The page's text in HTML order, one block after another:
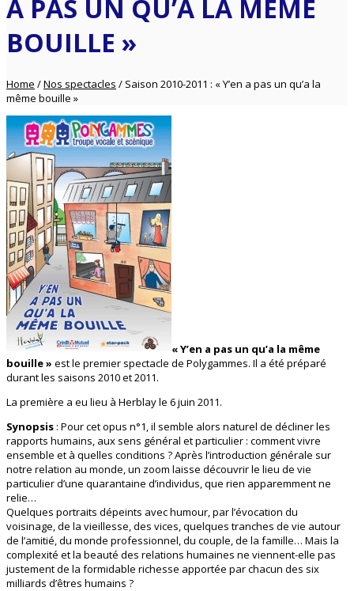
A PAS UN QU’A LA MÊME
BOUILLE »
Home /Nos spectacles / Saison 2010-2011 : « Y’en a pas un qu’a la
même bouille »
« Y’en a pas un qu’a la même
bouille » est le premier spectacle de Polygammes. Il a été préparé
durant les saisons 2010 et 2011.
La première a eu lieu à Herblay le 6 juin 2011.
Synopsis : Pour cet opus n°1, il semble alors naturel de décliner les
rapports humains, aux sens général et particulier : comment vivre
ensemble et à quelles conditions ? Après l’introduction générale sur
notre relation au monde, un zoom laisse découvrir le lieu de vie
particulier d’une quarantaine d’individus, que rien apparemment ne
relie…
Quelques portraits dépeints avec humour, par l’évocation du
voisinage, de la vieillesse, des vices, quelques tranches de vie autour
de l’amitié, du monde professionnel, du couple, de la famille… Mais la
complexité et la beauté des relations humaines ne viennent-elle pas
justement de la formidable richesse apportée par chacun des six
milliards d’êtres humains ?